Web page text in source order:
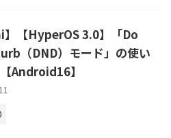
】【HyperOS 3.0】「Do
（DND）モード」の使い
】